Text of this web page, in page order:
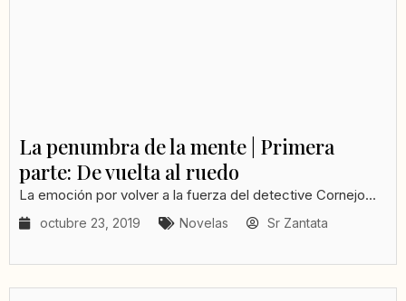
La penumbra de la mente | Primera
parte: De vuelta al ruedo
La emoción por volver a la fuerza del detective Cornejo...
octubre 23, 2019 Novelas Sr Zantata